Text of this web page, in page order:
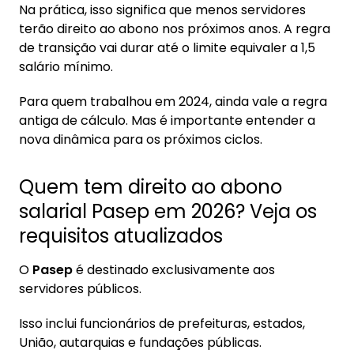
Na prática, isso significa que menos servidores
terão direito ao abono nos próximos anos. A regra
de transição vai durar até o limite equivaler a 1,5
salário mínimo.
Para quem trabalhou em 2024, ainda vale a regra
antiga de cálculo. Mas é importante entender a
nova dinâmica para os próximos ciclos.
Quem tem direito ao abono
salarial Pasep em 2026? Veja os
requisitos atualizados
O Pasepé destinado exclusivamente aos
servidores públicos.
Isso inclui funcionários de prefeituras, estados,
União, autarquias e fundações públicas.